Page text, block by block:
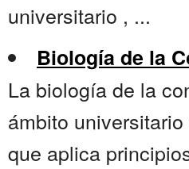
universitario , ...
Biología de la
La biología de la
ámbito
que aplica